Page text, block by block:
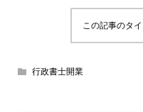
この記事のタ
行政書士開業